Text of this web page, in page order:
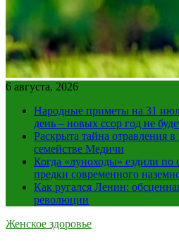
6 августа, 2026
Народные приметы на 31
день – новых ссор год не
Раскрыта тайна отравления
семействе Медичи
Когда «луноходы» ездили по
предки современного
Как ругался Ленин:
революции
Женское здоровье